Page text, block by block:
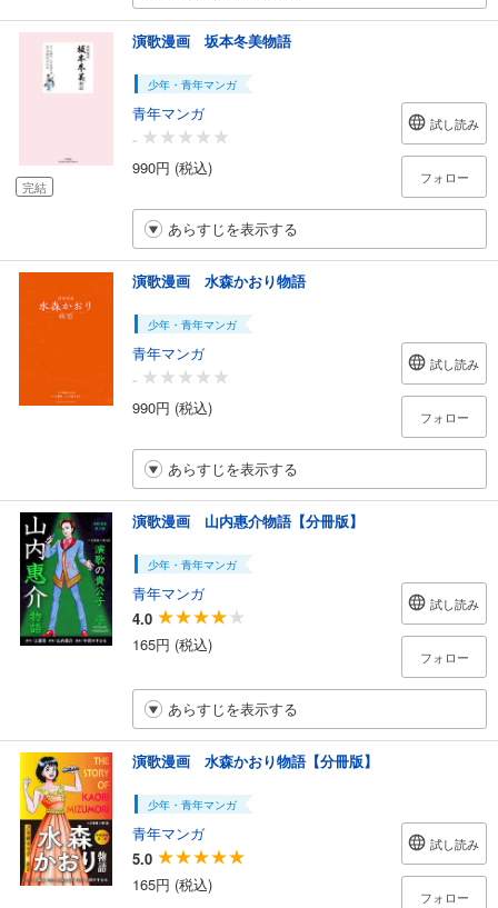
完結
演歌漫画 坂本冬美物語
少年・青年マンガ
青年マンガ
-
990円 (税込)
試し読み
フォロー
あらすじを表示する
演歌漫画 水森かおり物語
少年・青年マンガ
青年マンガ
-
990円 (税込)
試し読み
フォロー
あらすじを表示する
演歌漫画 山内惠介物語【分冊版】
少年・青年マンガ
青年マンガ
4.0
165円 (税込)
試し読み
フォロー
あらすじを表示する
演歌漫画 水森かおり物語【分冊版】
少年・青年マンガ
青年マンガ
5.0
165円 (税込)
試し読み
フォロー